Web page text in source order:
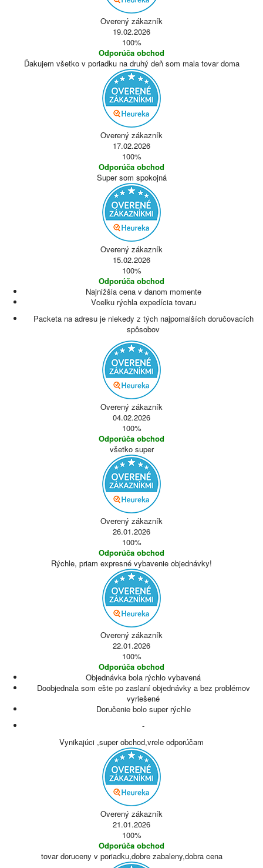
Overený zákazník
19.02.2026
100%
Odporúča obchod
Ďakujem všetko v poriadku na druhý deň som mala tovar doma
Overený zákazník
17.02.2026
100%
Odporúča obchod
Super som spokojná
Overený zákazník
15.02.2026
100%
Odporúča obchod
Najnižšia cena v danom momente
Vcelku rýchla expedícia tovaru
Packeta na adresu je niekedy z tých najpomalších doručovacích
spôsobov
Overený zákazník
04.02.2026
100%
Odporúča obchod
všetko super
Overený zákazník
26.01.2026
100%
Odporúča obchod
Rýchle, priam expresné vybavenie objednávky!
Overený zákazník
22.01.2026
100%
Odporúča obchod
Objednávka bola rýchlo vybavená
Doobjednala som ešte po zaslaní objednávky a bez problémov
vyriešené
Doručenie bolo super rýchle
-
Vynikajúci ,super obchod,vrele odporúčam
Overený zákazník
21.01.2026
100%
Odporúča obchod
tovar doruceny v poriadku,dobre zabaleny,dobra cena